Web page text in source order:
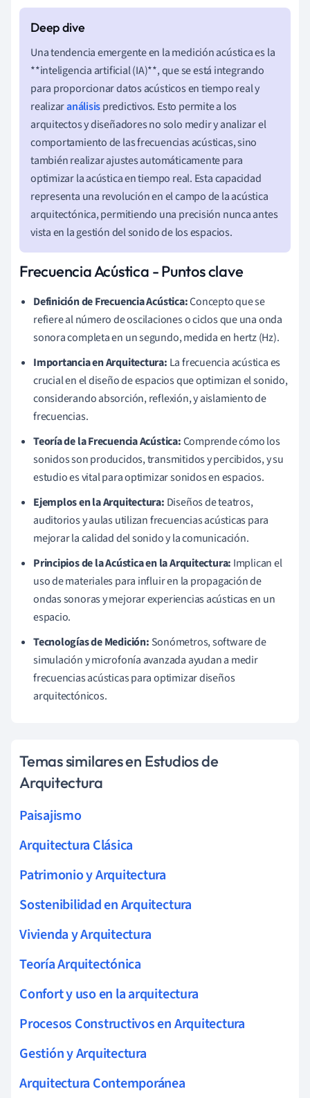
Una tendencia emergente en la medición acústica es la
**inteligencia artificial (IA)**, que se está integrando
para proporcionar datos acústicos en tiempo real y
realizaranálisispredictivos. Esto permite a los
arquitectos y diseñadores no solo medir y analizar el
comportamiento de las frecuencias acústicas, sino
también realizar ajustes automáticamente para
optimizar la acústica en tiempo real. Esta capacidad
representa una revolución en el campo de la acústica
arquitectónica, permitiendo una precisión nunca antes
vista en la gestión del sonido de los espacios.
Frecuencia Acústica - Puntos clave
Definición de Frecuencia Acústica:Concepto que se
refiere al número de oscilaciones o ciclos que una onda
sonora completa en un segundo, medida en hertz (Hz).
Importancia en Arquitectura: La frecuencia acústica es
crucial en el diseño de espacios que optimizan el sonido,
considerando absorción, reflexión, y aislamiento de
frecuencias.
Teoría de la Frecuencia Acústica:Comprende cómo los
sonidos son producidos, transmitidos y percibidos, y su
estudio es vital para optimizar sonidos en espacios.
Ejemplos en la Arquitectura: Diseños de teatros,
auditorios y aulas utilizan frecuencias acústicas para
mejorar la calidad del sonido y la comunicación.
Principios de la Acústica en la Arquitectura: Implican el
uso de materiales para influir en la propagación de
ondas sonoras y mejorar experiencias acústicas en un
espacio.
Tecnologías de Medición: Sonómetros, software de
simulación y microfonía avanzada ayudan a medir
frecuencias acústicas para optimizar diseños
arquitectónicos.
Temas similares en Estudios de
Arquitectura
Paisajismo
Arquitectura Clásica
Patrimonio y Arquitectura
Sostenibilidad en Arquitectura
Vivienda y Arquitectura
Teoría Arquitectónica
Confort y uso en la arquitectura
Procesos Constructivos en Arquitectura
Gestión y Arquitectura
Arquitectura Contemporánea